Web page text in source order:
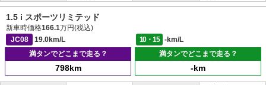
1.5 i スポーツリミテッド
新車時価格166.1万円(税込)
JC08
19.0km/L 10・15
-km/L
満タンでどこまで走る？
798km
満タンでどこまで走る？
-km